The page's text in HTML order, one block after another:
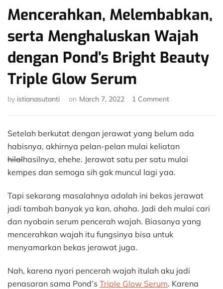
Mencerahkan, Melembabkan,
serta Menghaluskan Wajah
dengan Pond’s Bright Beauty
Triple Glow Serum
by istianasutanti on March 7, 2022 1 Commenton
serta
Wajah
dengan
Pond’s
Beauty
Triple
Glow
Serum
Setelah berkutat dengan jerawat yang belum ada
habisnya, akhirnya pelan-pelan mulai keliatan
hilalhasilnya, ehehe. Jerawat satu per satu mulai
kempes dan semoga sih gak muncul lagi yaa.
Tapi sekarang masalahnya adalah ini bekas jerawat
jadi tambah banyak ya kan, ahaha. Jadi deh mulai cari
dan nyobain serum pencerah wajah. Biasanya yang
mencerahkan wajah itu fungsinya bisa untuk
menyamarkan bekas jerawat juga.
Nah, karena nyari pencerah wajah itulah aku jadi
penasaran sama Pond’s Triple Glow Serum. Karena